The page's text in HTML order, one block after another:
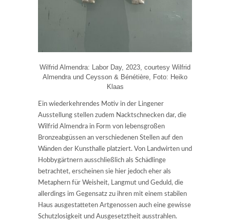
Wilfrid Almendra: Labor Day, 2023, courtesy Wilfrid
Almendra und Ceysson & Bénétière, Foto: Heiko
Klaas
Ein wiederkehrendes Motiv in der Lingener
Ausstellung stellen zudem Nacktschnecken dar, die
Wilfrid Almendra in Form von lebensgroßen
Bronzeabgüssen an verschiedenen Stellen auf den
Wänden der Kunsthalle platziert. Von Landwirten und
Hobbygärtnern ausschließlich als Schädlinge
betrachtet, erscheinen sie hier jedoch eher als
Metaphern für Weisheit, Langmut und Geduld, die
allerdings im Gegensatz zu ihren mit einem stabilen
Haus ausgestatteten Artgenossen auch eine gewisse
Schutzlosigkeit und Ausgesetztheit ausstrahlen.